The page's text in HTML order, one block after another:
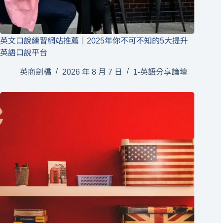
英文口說練習網站推薦｜2025年你不可不知的5大提升
英語口說平台
英商劍橋 2026 年 8 月 7 日 1-英語分享論壇